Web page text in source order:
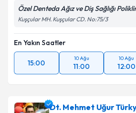
Özel Denteda Ağız ve Diş Sağlığı
Kuşçular MH. Kuşçular CD. No:75/3
En Yakın Saatler
15:00
10 Ağu
11:00
10 Ağu
12:00
Dt. Mehmet Uğur